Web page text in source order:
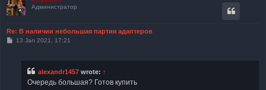
Администратор
Re: В наличии небольшая партия адаптеров
P13 Jan 2021, 17:21
alexandr1457 wrote: ↑
Очередь большая? Готов купить